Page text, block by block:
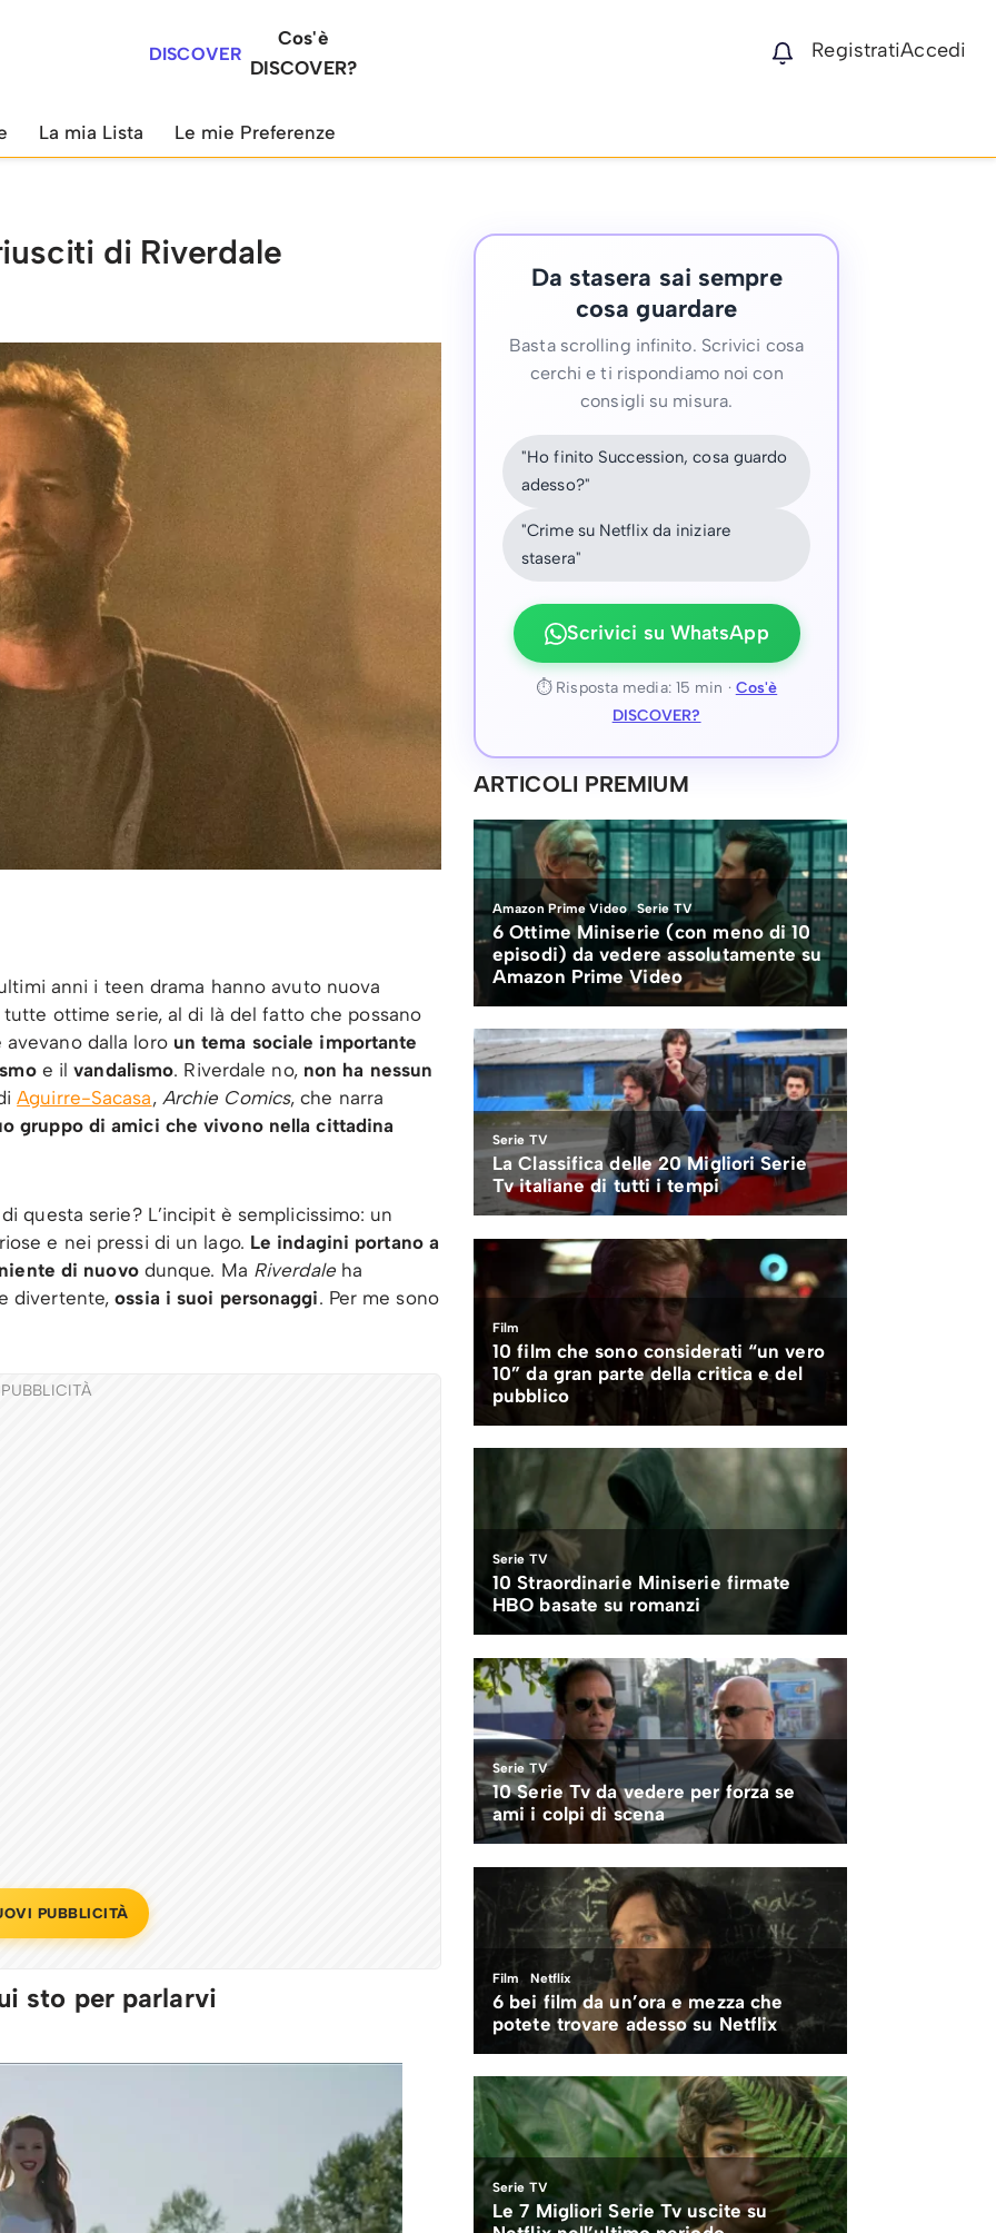
DISCOVER
Cos'è
DISCOVER?
RegistratiAccedi
La mia Lista Le mie Preferenze
di Riverdale
anni i teen drama hanno avuto nuova
tutte ottime serie, al di là del fatto che possano
dalla loro un tema sociale importante
e ilvandalismo. Riverdale no, non ha nessun
Aguirre-Sacasa, Archie Comics, che narra
gruppo di amici che vivono nella cittadina
questa serie? L’incipit è semplicissimo: un
e nei pressi di un lago. Le indagini portano a
di nuovodunque. Ma Riverdaleha
divertente,ossia i suoi personaggi. Per me sono
PUBBLICITÀ
PUBBLICITÀ
sto per parlarvi
Da stasera sai sempre
cosa guardare
Basta scrolling infinito. Scrivici cosa
cerchi e ti rispondiamo noi con
consigli su misura.
"Ho finito Succession, cosa guardo
adesso?"
"Crime su Netflix da iniziare
stasera"
Scrivici su WhatsApp
⏱ Risposta media: 15 min · Cos'è
DISCOVER?
ARTICOLI PREMIUM